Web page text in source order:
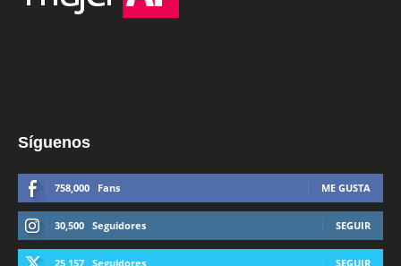
Síguenos
758,000 Fans ME GUSTA
30,500 Seguidores SEGUIR
25,157 Seguidores SEGUIR